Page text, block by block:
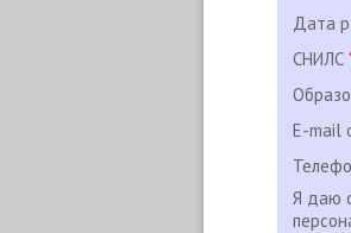
Дата
СНИЛС
E-mail
Я даю